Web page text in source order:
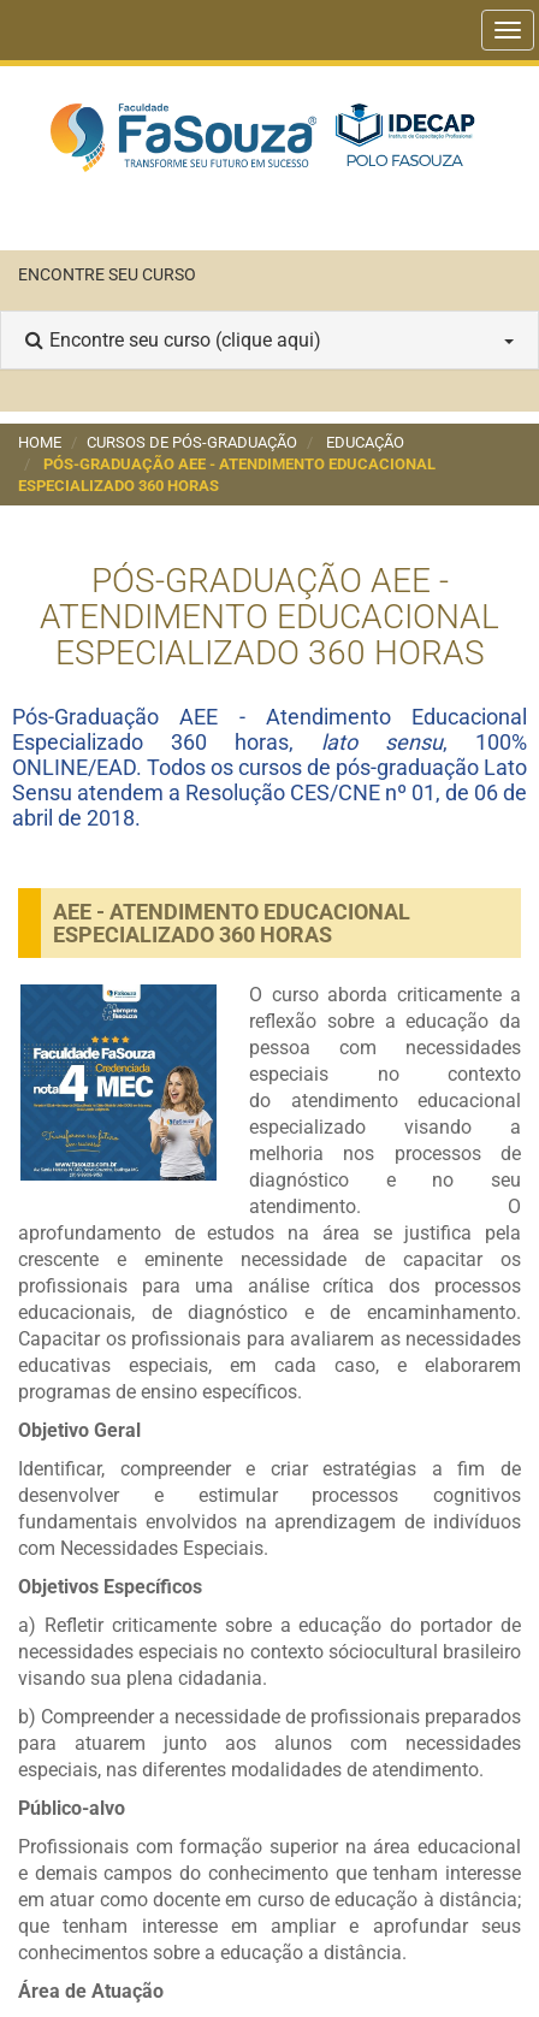
ENCONTRE SEU CURSO
Encontre seu curso (clique aqui)
HOME CURSOS DE PÓS-GRADUAÇÃO
EDUCAÇÃO
PÓS-GRADUAÇÃO AEE - ATENDIMENTO EDUCACIONAL
ESPECIALIZADO 360 HORAS
PÓS-GRADUAÇÃO AEE -
ATENDIMENTO EDUCACIONAL
ESPECIALIZADO 360 HORAS
Pós-Graduação AEE - Atendimento Educacional
Especializado 360 horas, lato sensu, 100%
ONLINE/EAD. Todos os cursos de pós-graduação Lato
Sensu atendem a Resolução CES/CNE nº 01, de 06 de
abril de 2018.
AEE - ATENDIMENTO EDUCACIONAL
ESPECIALIZADO 360 HORAS
O curso aborda criticamente a
reflexão sobre a educação da
pessoa com necessidades
especiais no contexto
do atendimento educacional
especializado visando a
melhoria nos processos de
diagnóstico e no seu
atendimento. O
aprofundamento de estudos na área se justifica pela
crescente e eminente necessidade de capacitar os
profissionais para uma análise crítica dos processos
educacionais, de diagnóstico e de encaminhamento.
Capacitar os profissionais para avaliarem as necessidades
educativas especiais, em cada caso, e elaborarem
programas de ensino específicos.
Objetivo Geral
Identificar, compreender e criar estratégias a fim de
desenvolver e estimular processos cognitivos
fundamentais envolvidos na aprendizagem de indivíduos
com Necessidades Especiais.
Objetivos Específicos
a) Refletir criticamente sobre a educação do portador de
necessidades especiais no contexto sóciocultural brasileiro
visando sua plena cidadania.
b) Compreender a necessidade de profissionais preparados
para atuarem junto aos alunos com necessidades
especiais, nas diferentes modalidades de atendimento.
Público-alvo
Profissionais com formação superior na área educacional
e demais campos do conhecimento que tenham interesse
em atuar como docente em curso de educação à distância;
que tenham interesse em ampliar e aprofundar seus
conhecimentos sobre a educação a distância.
Área de Atuação